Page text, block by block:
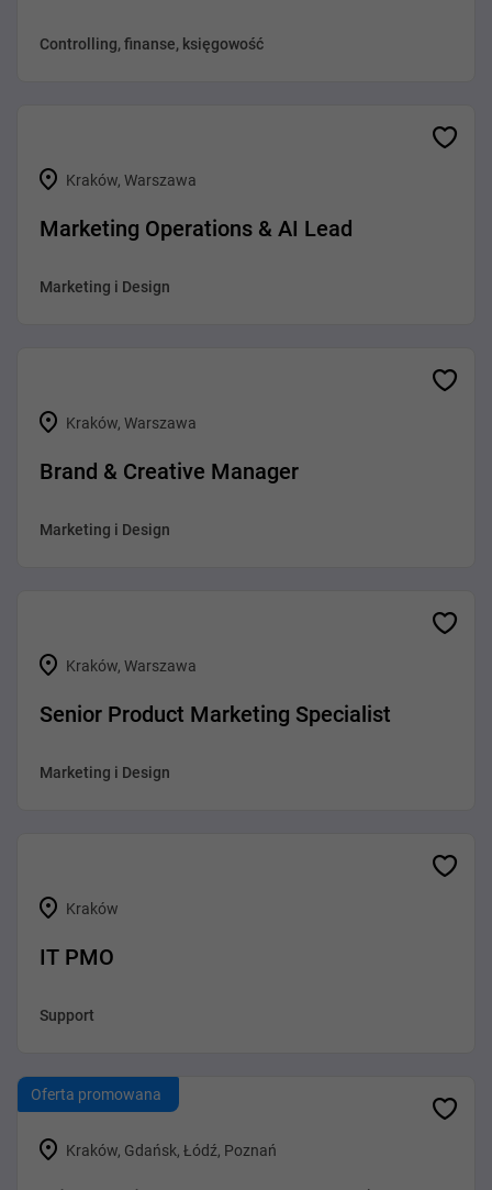
Controlling, finanse, księgowość
Kraków, Warszawa
Marketing Operations & AI Lead
Marketing i Design
Kraków, Warszawa
Brand & Creative Manager
Marketing i Design
Kraków, Warszawa
Senior Product Marketing Specialist
Marketing i Design
Kraków
IT PMO
Support
Oferta promowana
Kraków, Gdańsk, Łódź, Poznań